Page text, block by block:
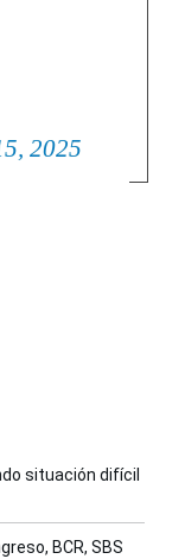
2025
situación difícil
BCR, SBS